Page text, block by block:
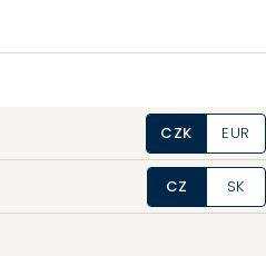
CZK EUR
CZ SK